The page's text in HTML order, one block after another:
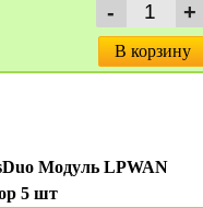
В корзину
Модуль LPWAN
5 шт